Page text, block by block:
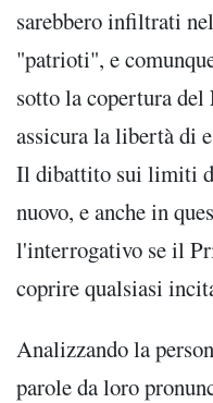
sarebbero infiltrati
"patrioti", e
sotto la copertura del
assicura la libertà di
Il dibattito sui limiti
nuovo, e anche in
l'interrogativo se il
coprire qualsiasi
Analizzando la
parole da loro